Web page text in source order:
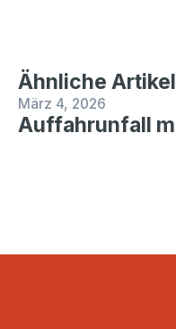
Ähnliche Artikel
März 4, 2026
Auffahrunfall